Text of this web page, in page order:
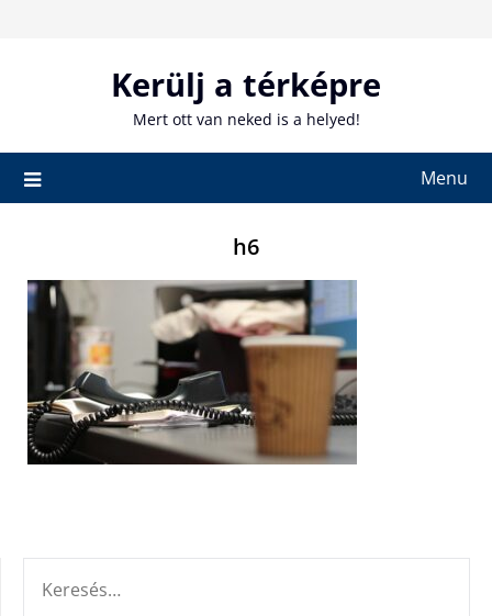
Kerülj a térképre
Mert ott van neked is a helyed!
Menu
h6